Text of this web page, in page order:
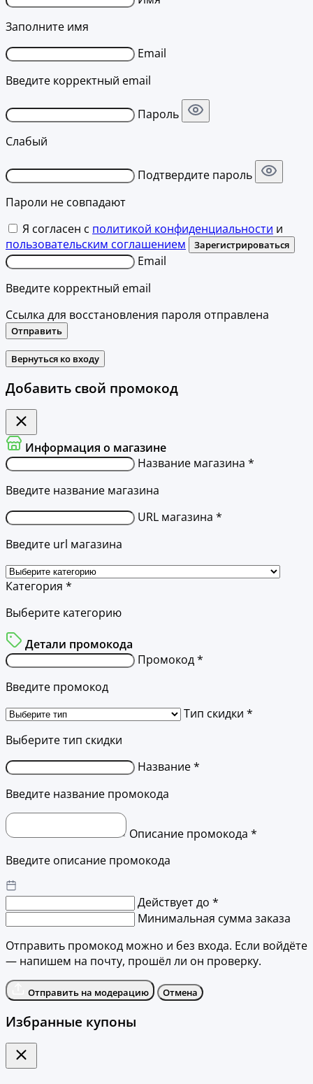
Заполните имя
Email
Введите корректный email
Пароль
Слабый
Подтвердите пароль
Пароли не совпадают
Я согласен с политикой конфиденциальности и
пользовательским соглашением
Зарегистрироваться
Email
Введите корректный email
Ссылка для восстановления пароля отправлена
Отправить
Вернуться ко входу
Добавить свой промокод
Информация о магазине
Название магазина *
Введите название магазина
URL магазина *
Введите url магазина
Категория *
Выберите категорию
Детали промокода
Промокод *
Введите промокод
Тип скидки *
Выберите тип скидки
Название *
Введите название промокода
Описание промокода *
Введите описание промокода
Действует до *
Минимальная сумма заказа
Отправить промокод можно и без входа. Если войдёте
— напишем на почту, прошёл ли он проверку.
Отправить на модерацию Отмена
Избранные купоны